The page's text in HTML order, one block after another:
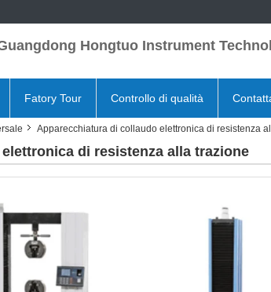
Hongtuo Instrument
Fatory Tour Controllo di qualità
Apparecchiatura di collaudo elettronica di resistenza
di resistenza alla trazione